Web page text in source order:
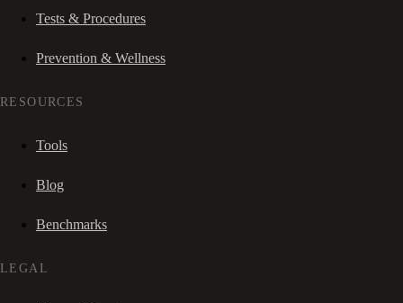
Tests & Procedures
Prevention & Wellness
RESOURCES
Tools
Blog
Benchmarks
LEGAL